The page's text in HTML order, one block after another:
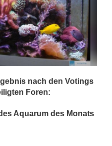
nach den Votings
Foren:
Aquarum des Monats